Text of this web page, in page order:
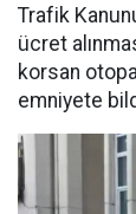
Trafik
ücret
korsan
emniyete